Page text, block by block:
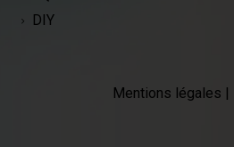
DIY
Mentions légales |